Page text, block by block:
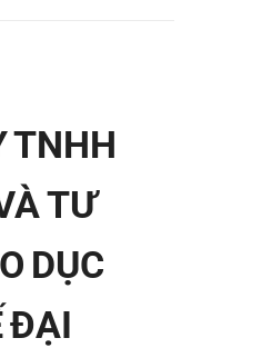
TNHH
TƯ
DỤC
ĐẠI